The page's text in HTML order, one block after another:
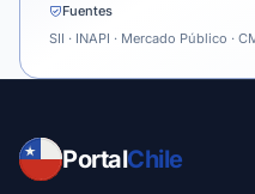
Fuentes
SII · INAPI · Mercado Público ·
PortalChile